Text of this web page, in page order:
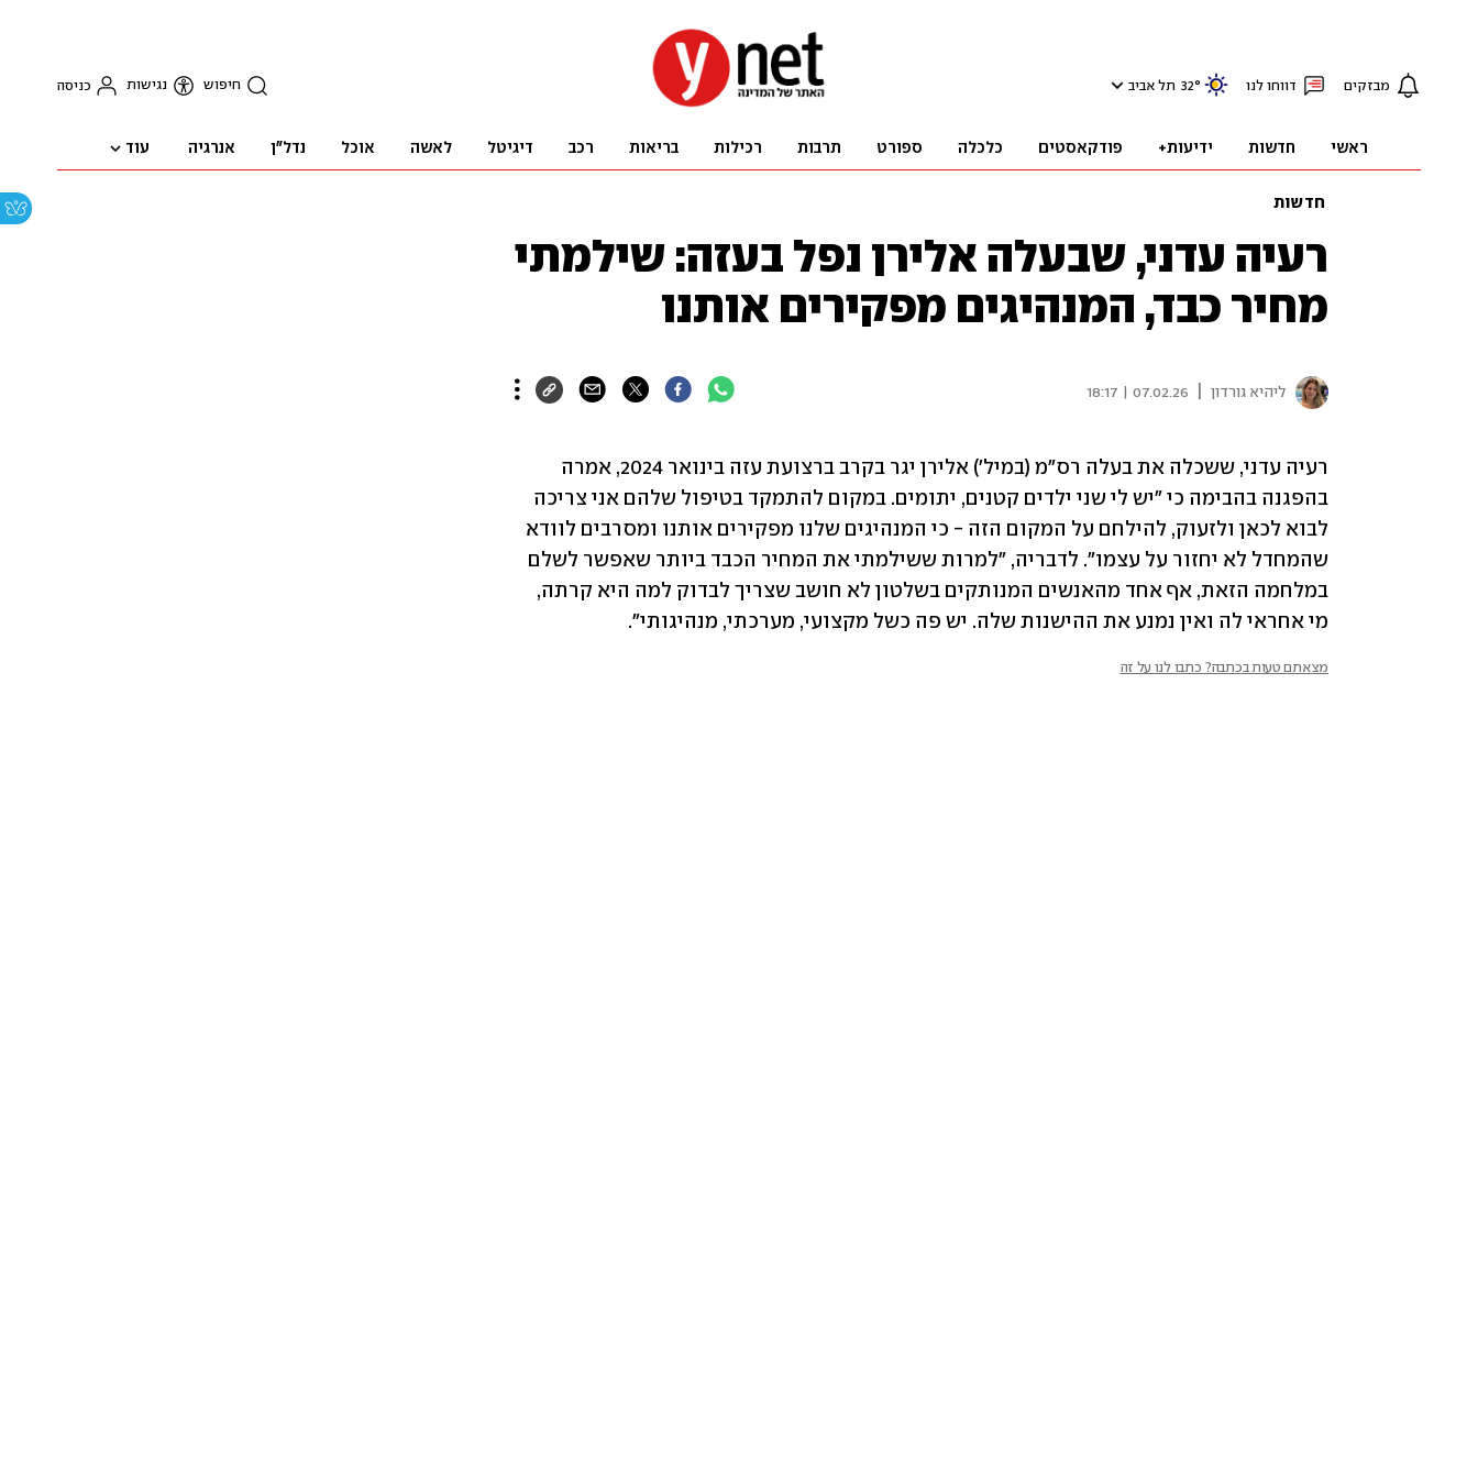
מבזקים דווחו לנו 32° תל אביב חיפוש נגישות כניסה
ראשי חדשות ידיעות+ פודקאסטים כלכלה ספורט תרבות רכילות בריאות רכב דיגיטל לאשה אוכל נדל"ן אנרגיה עוד
חדשות
רעיה עדני, שבעלה אלירן נפל בעזה: שילמתי
מחיר כבד, המנהיגים מפקירים אותנו
ליהיא גורדון 07.02.26 | 18:17
מי אחראי לה ואין נמנע את ההישנות שלה. יש פה כשל מקצועי, מערכתי, מנהיגותי".
מצאתם טעות בכתבה? כתבו לנו על זה